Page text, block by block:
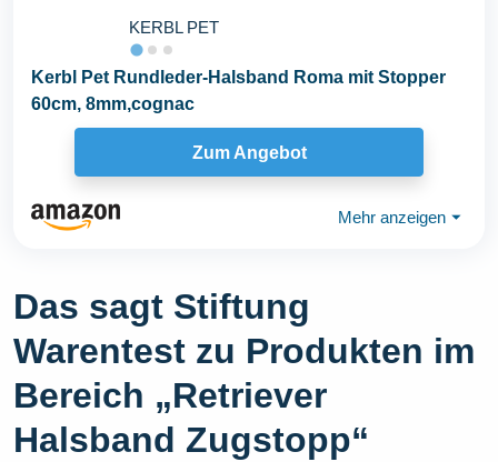
KERBL PET
Kerbl Pet Rundleder-Halsband Roma mit Stopper
60cm, 8mm,cognac
Zum Angebot
Mehr anzeigen ⏷
Das sagt Stiftung
Warentest zu Produkten im
Bereich „Retriever
Halsband Zugstopp“